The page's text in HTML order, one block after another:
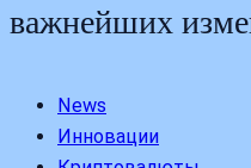
важнейших
News
Инновации